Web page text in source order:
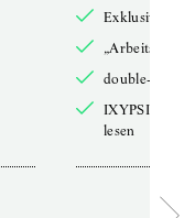
Exklusive
double-
lesen